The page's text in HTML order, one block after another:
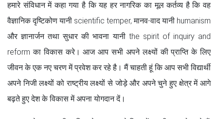
हमारे संविधान में कहा गया है कि यह हर नागरिक का मूल कर्तव्य है कि वह
वैज्ञानिक दृष्टिकोण यानी scientific temper, मानव-वाद यानी humanism
और ज्ञानार्जन तथा सुधार की भावना यानी the spirit of inquiry and
reform का विकास करे। आज आप सभी अपने लक्ष्यों की प्राप्ति के लिए
जीवन के एक नए चरण में प्रवेश कर रहे है। मैं चाहती हूं कि आप सभी विद्यार्थी
अपने निजी लक्ष्यों को राष्ट्रीय लक्ष्यों से जोड़े और अपने चुने हुए क्षेत्र में आगे
बढ़ते हुए देश के विकास में अपना योगदान दें।